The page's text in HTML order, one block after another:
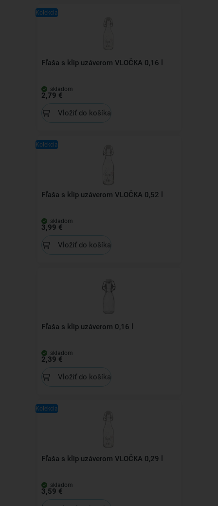
Kolekcia
Fľaša s klip uzáverom VLOČKA 0,16 l
skladom
2,79 €
Vložiť do košíka
Kolekcia
Fľaša s klip uzáverom VLOČKA 0,52 l
skladom
3,99 €
Vložiť do košíka
Fľaša s klip uzáverom 0,16 l
skladom
2,39 €
Vložiť do košíka
Kolekcia
Fľaša s klip uzáverom VLOČKA 0,29 l
skladom
3,59 €